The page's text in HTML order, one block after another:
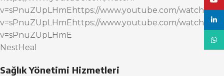
v=sPnuZUpLHmEhttps://www.youtube.com/watch?
v=sPnuZUpLHmEhttps://www.youtube.com/watch?
v=sPnuZUpLHmE
NestHeal
Sağlık Yönetimi Hizmetleri